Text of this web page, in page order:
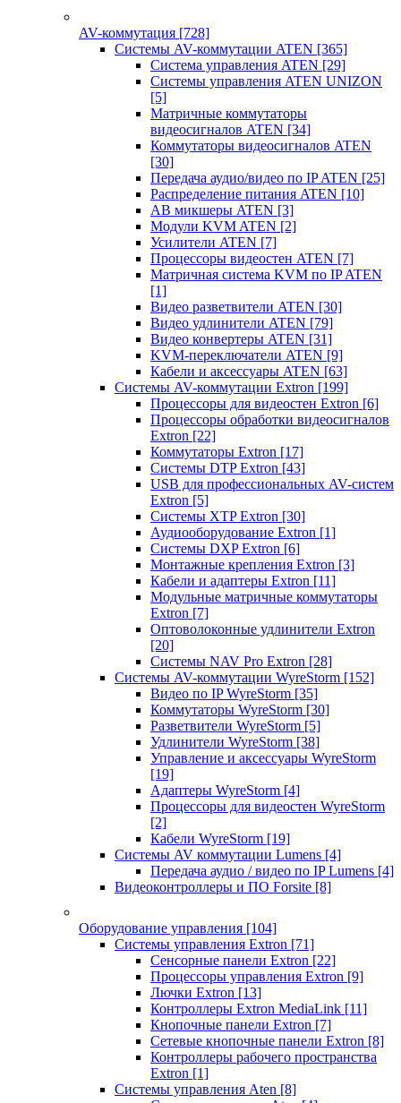
AV-коммутация [728]
Системы AV-коммутации ATEN [365]
Система управления ATEN [29]
Системы управления ATEN UNIZON
[5]
Матричные коммутаторы
видеосигналов ATEN [34]
Коммутаторы видеосигналов ATEN
[30]
Передача аудио/видео по IP ATEN [25]
Распределение питания ATEN [10]
АВ микшеры ATEN [3]
Модули KVM ATEN [2]
Усилители ATEN [7]
Процессоры видеостен ATEN [7]
Матричная система KVM по IP ATEN
[1]
Видео разветвители ATEN [30]
Видео удлинители ATEN [79]
Видео конвертеры ATEN [31]
KVM-переключатели ATEN [9]
Кабели и аксессуары ATEN [63]
Системы AV-коммутации Extron [199]
Процессоры для видеостен Extron [6]
Процессоры обработки видеосигналов
Extron [22]
Коммутаторы Extron [17]
Системы DTP Extron [43]
USB для профессиональных AV-систем
Extron [5]
Системы XTP Extron [30]
Аудиооборудование Extron [1]
Системы DXP Extron [6]
Монтажные крепления Extron [3]
Кабели и адаптеры Extron [11]
Модульные матричные коммутаторы
Extron [7]
Оптоволоконные удлинители Extron
[20]
Системы NAV Pro Extron [28]
Системы AV-коммутации WyreStorm [152]
Видео по IP WyreStorm [35]
Коммутаторы WyreStorm [30]
Разветвители WyreStorm [5]
Удлинители WyreStorm [38]
Управление и аксессуары WyreStorm
[19]
Адаптеры WyreStorm [4]
Процессоры для видеостен WyreStorm
[2]
Кабели WyreStorm [19]
Системы AV коммутации Lumens [4]
Передача аудио / видео по IP Lumens [4]
Видеоконтроллеры и ПО Forsite [8]
Оборудование управления [104]
Системы управления Extron [71]
Сенсорные панели Extron [22]
Процессоры управления Extron [9]
Лючки Extron [13]
Контроллеры Extron MediaLink [11]
Кнопочные панели Extron [7]
Сетевые кнопочные панели Extron [8]
Контроллеры рабочего пространства
Extron [1]
Системы управления Aten [8]